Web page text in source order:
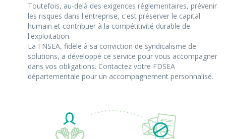
Toutefois, au-delà des exigences réglementaires, prévenir
les risques dans l'entreprise, c'est préserver le capital
humain et contribuer à la compétitivité durable de
l'exploitation.
La FNSEA, fidèle à sa conviction de syndicalisme de
solutions, a développé ce service pour vous accompagner
dans vos obligations. Contactez votre FDSEA
départementale pour un accompagnement personnalisé.